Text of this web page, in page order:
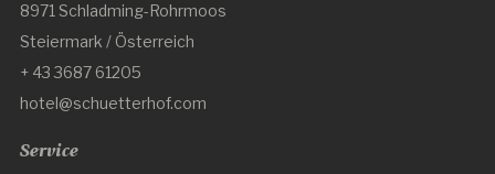
8971 Schladming-Rohrmoos
Steiermark / Österreich
+ 43 3687 61205
hotel@schuetterhof.com
Service